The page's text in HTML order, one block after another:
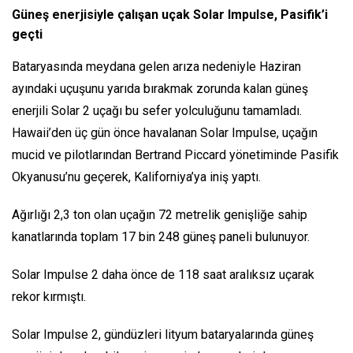
Güneş enerjisiyle çalışan uçak Solar Impulse, Pasifik’i
geçti
Bataryasında meydana gelen arıza nedeniyle Haziran
ayındaki uçuşunu yarıda bırakmak zorunda kalan güneş
enerjili Solar 2 uçağı bu sefer yolculuğunu tamamladı.
Hawaii’den üç gün önce havalanan Solar Impulse, uçağın
mucid ve pilotlarından Bertrand Piccard yönetiminde Pasifik
Okyanusu’nu geçerek, Kaliforniya’ya iniş yaptı.
Ağırlığı 2,3 ton olan uçağın 72 metrelik genişliğe sahip
kanatlarında toplam 17 bin 248 güneş paneli bulunuyor.
Solar Impulse 2 daha önce de 118 saat aralıksız uçarak
rekor kırmıştı.
Solar Impulse 2, gündüzleri lityum bataryalarında güneş